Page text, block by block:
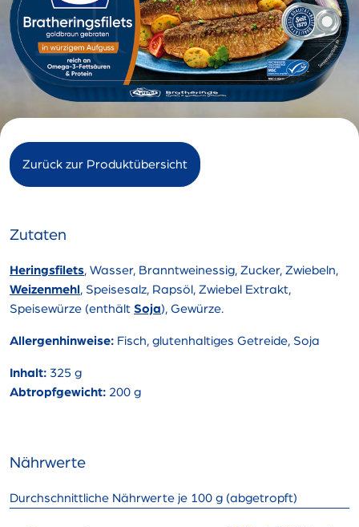
Zurück zur Produktübersicht
Zutaten
Heringsfilets, Wasser, Branntweinessig, Zucker, Zwiebeln,
Weizenmehl, Speisesalz, Rapsöl, Zwiebel Extrakt,
Speisewürze (enthält Soja), Gewürze.
Allergenhinweise: Fisch, glutenhaltiges Getreide, Soja
Inhalt: 325 g
Abtropfgewicht: 200 g
Nährwerte
Durchschnittliche Nährwerte je 100 g (abgetropft)